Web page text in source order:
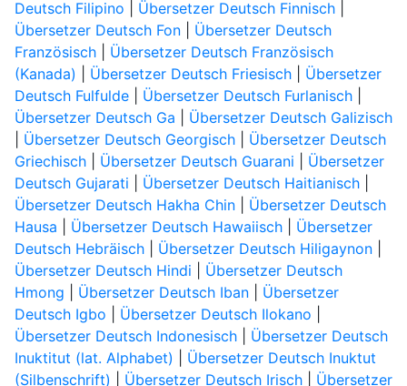
Deutsch Filipino
Übersetzer Deutsch Finnisch|
Übersetzer Deutsch Fon| Übersetzer Deutsch
Französisch| Übersetzer Deutsch Französisch
(Kanada)
Übersetzer Deutsch Friesisch| Übersetzer
Deutsch Fulfulde| Übersetzer Deutsch Furlanisch|
Übersetzer Deutsch Ga
Übersetzer Deutsch Galizisch
Übersetzer Deutsch Georgisch| Übersetzer Deutsch
Griechisch| Übersetzer Deutsch Guarani
Übersetzer
Deutsch Gujarati
Übersetzer Deutsch Haitianisch|
Übersetzer Deutsch Hakha Chin| Übersetzer Deutsch
Hausa
Übersetzer Deutsch Hawaiisch| Übersetzer
Deutsch Hebräisch| Übersetzer Deutsch Hiligaynon|
Übersetzer Deutsch Hindi
Übersetzer Deutsch
Hmong
Übersetzer Deutsch Iban| Übersetzer
Deutsch Igbo
Übersetzer Deutsch Ilokano
Übersetzer Deutsch Indonesisch| Übersetzer Deutsch
Inuktitut (lat. Alphabet)
Übersetzer Deutsch Inuktut
(Silbenschrift)
Übersetzer Deutsch Irisch| Übersetzer